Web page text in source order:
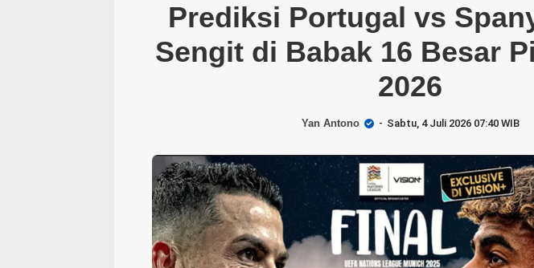
Prediksi Portugal vs
Sengit di Babak 16 Besar
2026
Yan Antono Sabtu, 4 Juli 2026 07:40 WIB